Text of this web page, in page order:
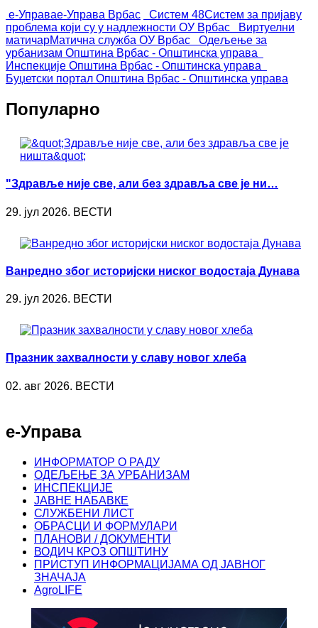
е-Управае-Управа Врбас Систем 48Систем за пријаву
проблема који су у надлежности ОУ Врбас
Виртуелни
матичарМатична служба ОУ Врбас
Одељење за
урбанизам Општина Врбас - Општинска управа
Инспекције Општина Врбас - Општинска управа
Буџетски портал Општина Врбас - Општинска управа
Популарно
"Здравље није све, али без здравља све је ни…
29. јул 2026. ВЕСТИ
Ванредно због историјски ниског водостаја Дунава
29. јул 2026. ВЕСТИ
Празник захвалности у славу новог хлеба
02. авг 2026. ВЕСТИ
е-Управа
ИНФОРМАТОР О РАДУ
ОДЕЉЕЊЕ ЗА УРБАНИЗАМ
ИНСПЕКЦИЈЕ
ЈАВНЕ НАБАВКЕ
СЛУЖБЕНИ ЛИСТ
ОБРАСЦИ И ФОРМУЛАРИ
ПЛАНОВИ / ДОКУМЕНТИ
ВОДИЧ КРОЗ ОПШТИНУ
ПРИСТУП ИНФОРМАЦИЈАМА ОД ЈАВНОГ
ЗНАЧАЈА
AgroLIFE